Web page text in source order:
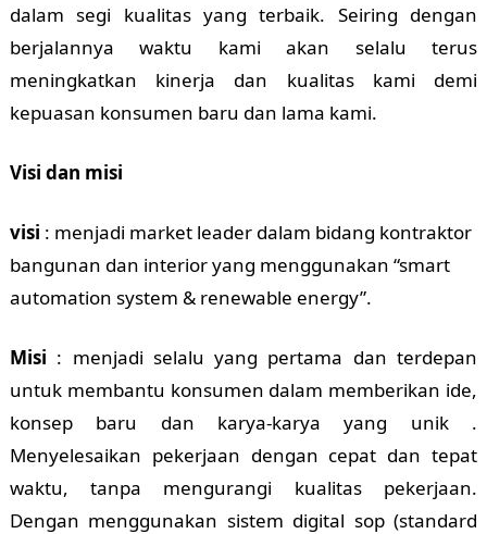
dalam segi kualitas yang terbaik. Seiring dengan
berjalannya waktu kami akan selalu terus
meningkatkan kinerja dan kualitas kami demi
kepuasan konsumen baru dan lama kami.
Visi dan misi
visi : menjadi market leader dalam bidang kontraktor
bangunan dan interior yang menggunakan “smart
automation system & renewable energy”.
Misi : menjadi selalu yang pertama dan terdepan
untuk membantu konsumen dalam memberikan ide,
konsep baru dan karya-karya yang unik .
Menyelesaikan pekerjaan dengan cepat dan tepat
waktu, tanpa mengurangi kualitas pekerjaan.
Dengan menggunakan sistem digital sop (standard